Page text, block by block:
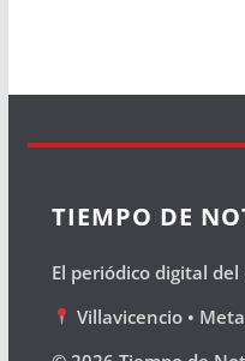
TIEMPO DE
El periódico digital
Villavicencio •